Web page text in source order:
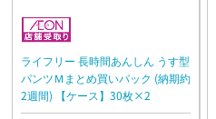
ライフリー 長時間あんしん うす型
パンツＭまとめ買いパック (納期約
2週間) 【ケース】30枚×2